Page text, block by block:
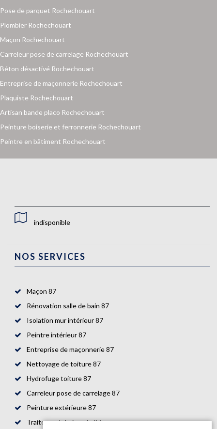
Pose de parquet Rochechouart
Plombier Rochechouart
Maçon Rochechouart
Carreleur pose de carrelage Rochechouart
Béton désactivé Rochechouart
Entreprise de maçonnerie Rochechouart
Plaquiste Rochechouart
Artisan bande placo Rochechouart
Peinture boiserie et ferronnerie Rochechouart
Peintre en bâtiment Rochechouart
indisponible
NOS SERVICES
Maçon 87
Rénovation salle de bain 87
Isolation mur intérieur 87
Peintre intérieur 87
Entreprise de maçonnerie 87
Nettoyage de toiture 87
Hydrofuge toiture 87
Carreleur pose de carrelage 87
Peinture extérieure 87
Traitement de façade 87